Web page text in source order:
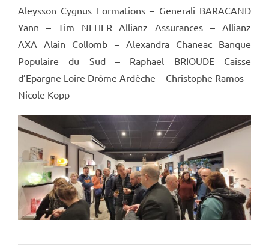
Aleysson Cygnus Formations – Generali BARACAND
Yann – Tim NEHER Allianz Assurances – Allianz
AXA Alain Collomb – Alexandra Chaneac Banque
Populaire du Sud – Raphael BRIOUDE Caisse
d’Epargne Loire Drôme Ardèche – Christophe Ramos –
Nicole Kopp